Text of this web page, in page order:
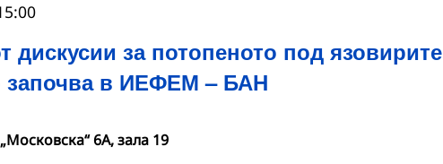
дискусии за потопеното под язовирите
започва в ИЕФЕМ – БАН
6А, зала 19